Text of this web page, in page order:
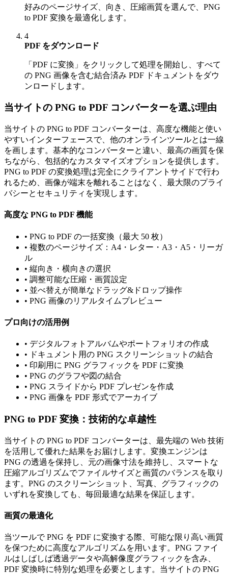
好みのページサイズ、向き、圧縮画質を選んで、PNG
to PDF 変換を最適化します。
4
PDF をダウンロード
「PDF に変換」をクリックして処理を開始し、すべて
の PNG 画像を含む結合済み PDF ドキュメントをダウ
ンロードします。
当サイトの PNG to PDF コンバーターを選ぶ理由
当サイトの PNG to PDF コンバーターは、高度な機能と使い
やすいインターフェースで、他のオンラインツールとは一線
を画します。基本的なコンバーターと違い、最高の画質を保
ちながら、包括的なカスタマイズオプションを提供します。
PNG to PDF の変換処理は完全にクライアントサイドで行わ
れるため、画像が端末を離れることはなく、最大限のプライ
バシーとセキュリティを実現します。
高度な PNG to PDF 機能
• PNG to PDF の一括変換（最大 50 枚）
• 複数のページサイズ：A4・レター・A3・A5・リーガ
ル
• 縦向き・横向きの選択
• 調整可能な圧縮・画質設定
• 並べ替えが簡単なドラッグ&ドロップ操作
• PNG 画像のリアルタイムプレビュー
プロ向けの活用例
• デジタルフォトアルバムやポートフォリオの作成
• ドキュメント用の PNG スクリーンショットの結合
• 印刷用に PNG グラフィックを PDF に変換
• PNG のグラフや図の結合
• PNG スライドから PDF プレゼンを作成
• PNG 画像を PDF 形式でアーカイブ
PNG to PDF 変換：技術的な卓越性
当サイトの PNG to PDF コンバーターは、最先端の Web 技術
を活用して優れた結果をお届けします。変換エンジンは
PNG の透過を保持し、元の画像寸法を維持し、スマートな
圧縮アルゴリズムでファイルサイズと画質のバランスを取り
ます。PNG のスクリーンショット、写真、グラフィックの
いずれを変換しても、毎回最適な結果を保証します。
画質の最適化
当ツールで PNG を PDF に変換する際、可能な限り高い画質
を保つために高度なアルゴリズムを用います。PNG ファイ
ルはしばしば透過データや高解像度グラフィックを含み、
PDF 変換時に特別な処理を必要とします。当サイトの PNG